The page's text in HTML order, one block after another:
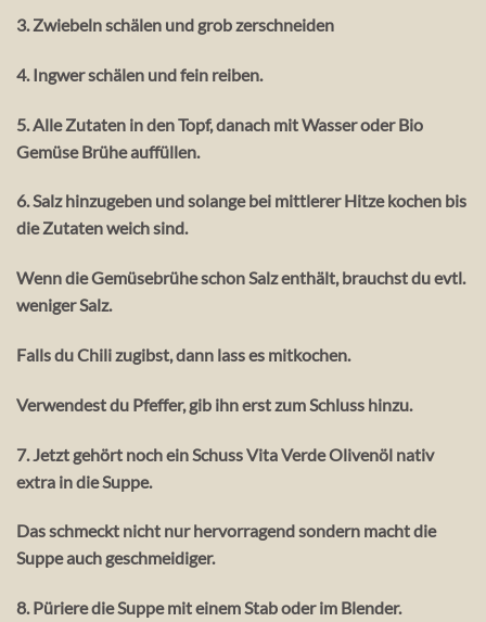
3. Zwiebeln schälen und grob zerschneiden
4. Ingwer schälen und fein reiben.
5. Alle Zutaten in den Topf, danach mit Wasser oder Bio
Gemüse Brühe auffüllen.
6. Salz hinzugeben und solange bei mittlerer Hitze kochen bis
die Zutaten weich sind.
Wenn die Gemüsebrühe schon Salz enthält, brauchst du evtl.
weniger Salz.
Falls du Chili zugibst, dann lass es mitkochen.
Verwendest du Pfeffer, gib ihn erst zum Schluss hinzu.
7. Jetzt gehört noch ein Schuss Vita Verde Olivenöl nativ
extra in die Suppe.
Das schmeckt nicht nur hervorragend sondern macht die
Suppe auch geschmeidiger.
8. Püriere die Suppe mit einem Stab oder im Blender.